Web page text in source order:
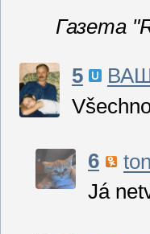
Газета
5
6
Já